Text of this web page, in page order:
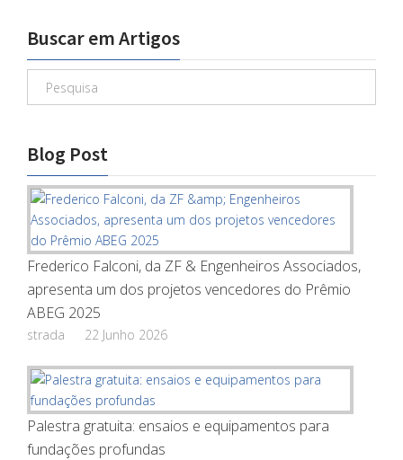
Buscar em Artigos
Blog Post
Frederico Falconi, da ZF & Engenheiros Associados,
apresenta um dos projetos vencedores do Prêmio
ABEG 2025
strada 22 Junho 2026
Palestra gratuita: ensaios e equipamentos para
fundações profundas